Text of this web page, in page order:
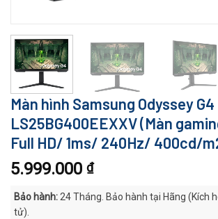
Màn hình Samsung Odyssey G4
LS25BG400EEXXV (Màn
Full HD/ 1ms/ 240Hz/ 400cd/
5.999.000 ₫
Bảo hành: 24 Tháng. Bảo hành tại Hãng (Kích
tử).